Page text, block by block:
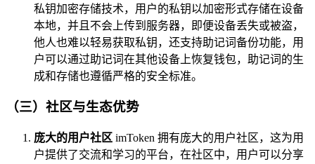
私钥加密存储技术，用户的私钥以加密形式存储在设备
本地，并且不会上传到服务器，即便设备丢失或被盗，
他人也难以轻易获取私钥，还支持助记词备份功能，用
户可以通过助记词在其他设备上恢复钱包，助记词的生
成和存储也遵循严格的安全标准。
（三）社区与生态优势
庞大的用户社区 imToken 拥有庞大的用户社区，这为用
户提供了交流和学习的平台，在社区中，用户可以分享